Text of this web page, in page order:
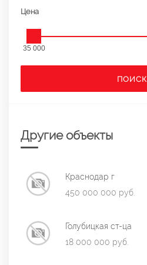
Цена
35 000
ПОИСК
Другие объекты
Краснодар г
450 000 000 руб.
Голубицкая ст-ца
18 000 000 руб.